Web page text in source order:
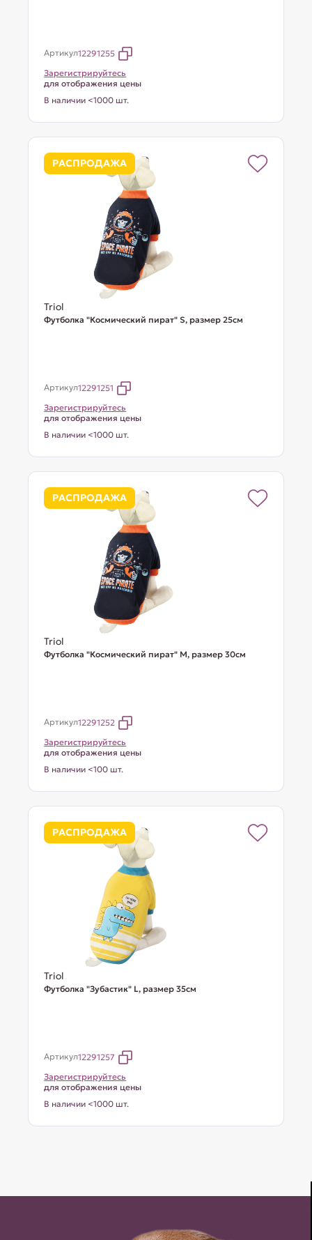
Артикул12291255
Зарегистрируйтесь
для отображения цены
В наличии <1000 шт.
РАСПРОДАЖА
Triol
Футболка "Космический пират" S, размер 25см
Артикул12291251
Зарегистрируйтесь
для отображения цены
В наличии <1000 шт.
РАСПРОДАЖА
Triol
Футболка "Космический пират" M, размер 30см
Артикул12291252
Зарегистрируйтесь
для отображения цены
В наличии <100 шт.
РАСПРОДАЖА
Triol
Футболка "Зубастик" L, размер 35см
Артикул12291257
Зарегистрируйтесь
для отображения цены
В наличии <1000 шт.